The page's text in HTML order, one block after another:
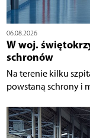
06.08.2026
W woj.
schronów
Na terenie kilku
powstaną schrony i